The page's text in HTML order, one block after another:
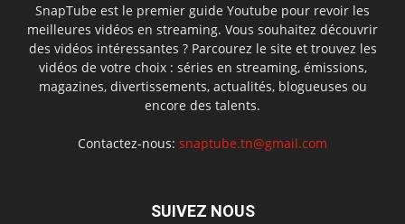
SnapTube est le premier guide Youtube pour revoir les
meilleures vidéos en streaming. Vous souhaitez découvrir
des vidéos intéressantes ? Parcourez le site et trouvez les
vidéos de votre choix : séries en streaming, émissions,
magazines, divertissements, actualités, blogueuses ou
encore des talents.
Contactez-nous: snaptube.tn@gmail.com
SUIVEZ NOUS